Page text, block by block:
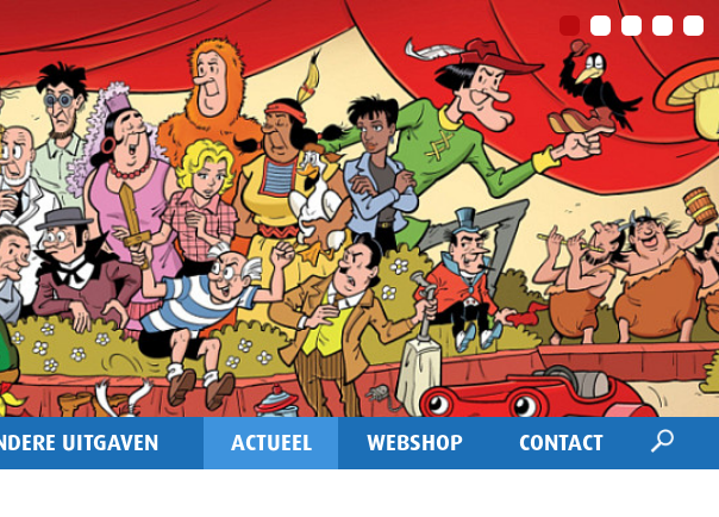
UITGAVEN ACTUEEL WEBSHOP CONTACT